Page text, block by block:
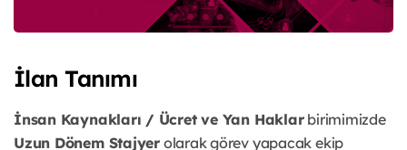
İlan Tanımı
İnsan Kaynakları / Ücret ve Yan Haklarbirimimizde
Uzun Dönem Stajyerolarak görev yapacak ekip